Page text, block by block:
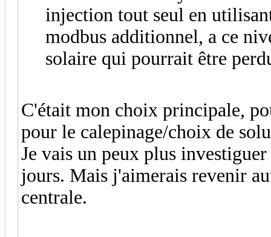
injection tout seul en
modbus additionnel, a ce
solaire qui pourrait être
C'était mon choix principale,
pour le calepinage/choix de
Je vais un peux plus
jours. Mais j'aimerais revenir
centrale.